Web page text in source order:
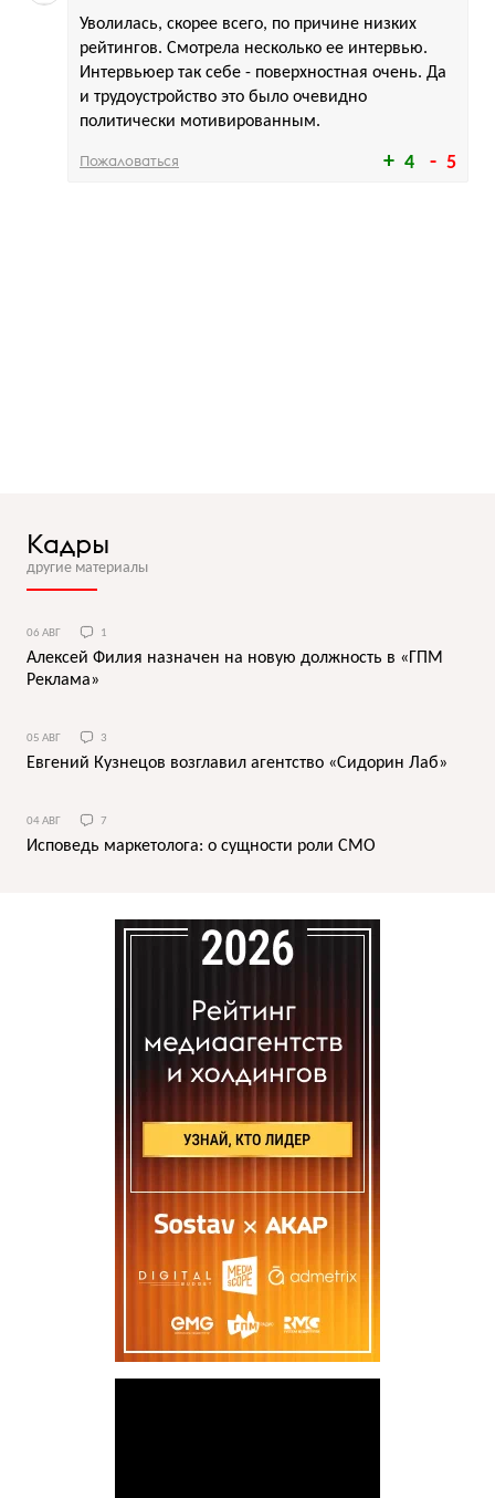
4 5
Уволилась, скорее всего, по причине низких
рейтингов. Смотрела несколько ее интервью.
Интервьюер так себе - поверхностная очень. Да
и трудоустройство это было очевидно
политически мотивированным.
Пожаловаться
Кадры
другие материалы
06 АВГ 1
Алексей Филия назначен на новую должность в «ГПМ
Реклама»
05 АВГ 3
Евгений Кузнецов возглавил агентство «Сидорин Лаб»
04 АВГ 7
Исповедь маркетолога: о сущности роли СМО